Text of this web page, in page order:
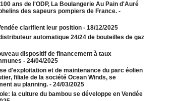
ans de l'ODP, La Boulangerie Au Pain d'Auré
des sapeurs pompiers de France. -
clarifient leur position - 18/12/2025
automatique 24/24 de bouteilles de gaz
dispositif de financement à taux
- 24/04/2025
d'exploitation et de maintenance du parc éolien
filiale de la société Ocean Winds, se
au planning. - 24/03/2025
la culture du bambou se développe en Vendée